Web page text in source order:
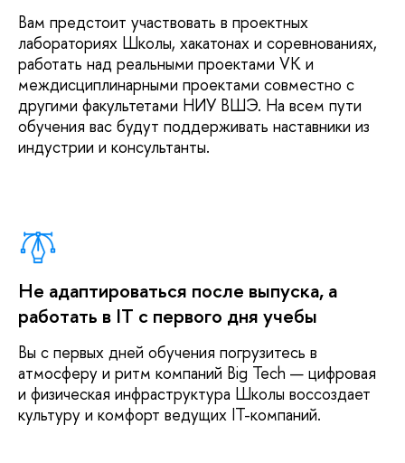
Проектирование и
разработка
высоконагруженных
информационных
систем
— / 20 / — 2 года
Очная,
онлайн
Вам предстоит участвовать в проектных
лабораториях Школы, хакатонах и соревнованиях,
работать над реальными проектами VK и
междисциплинарными проектами совместно с
другими факультетами НИУ ВШЭ. На всем пути
обучения вас будут поддерживать наставники из
индустрии и консультанты.
Не адаптироваться после выпуска, а
работать в IT с первого дня учебы
Вы с первых дней обучения погрузитесь в
атмосферу и ритм компаний Big Tech — цифровая
и физическая инфраструктура Школы воссоздает
культуру и комфорт ведущих IT-компаний.